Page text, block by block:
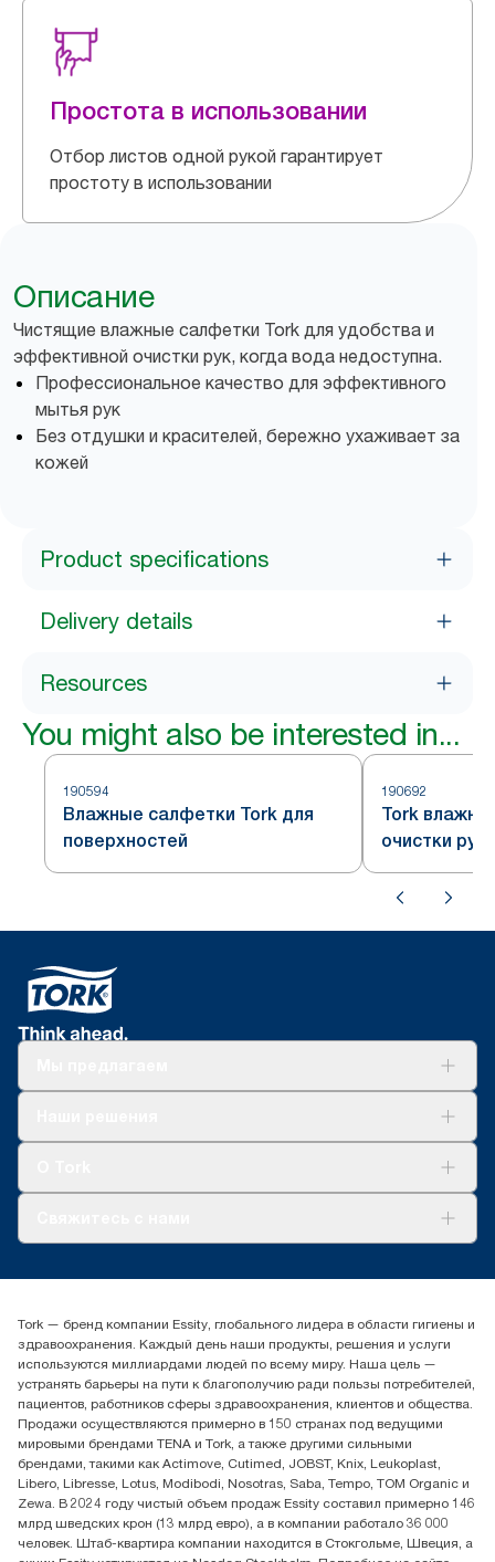
Простота в использовании
Отбор листов одной рукой гарантирует
простоту в использовании
Описание
Чистящие влажные салфетки Tork для удобства и
эффективной очистки рук, когда вода недоступна.
Профессиональное качество для эффективного
мытья рук
Без отдушки и красителей, бережно ухаживает за
кожей
Product specifications
Delivery details
Resources
You might also be interested in...
190594
Влажные салфетки Tork для
поверхностей
190692
Tork
очистки
W14
(+7) 777 779 0095
Контакты на рынках СНГ
ООО «Эссити», Представительство в Казахстане Пр.
Достык, 210, 2 блок, 3 этаж,
офис №32 050051, г.
Алматы, Казахстан
Tork — бренд компании Essity, глобального лидера в области гигиены и
здравоохранения. Каждый день наши продукты, решения и услуги
используются миллиардами людей по всему миру. Наша цель —
устранять барьеры на пути к благополучию ради пользы потребителей,
пациентов, работников сферы здравоохранения, клиентов и общества.
Продажи осуществляются примерно в 150 странах под ведущими
мировыми брендами TENA и Tork, а также другими сильными
брендами, такими как Actimove, Cutimed, JOBST, Knix, Leukoplast,
Libero, Libresse, Lotus, Modibodi, Nosotras, Saba, Tempo, TOM Organic и
Zewa. В 2024 году чистый объем продаж Essity составил примерно 146
млрд шведских крон (13 млрд евро), а в компании работало 36 000
человек. Штаб-квартира компании находится в Стокгольме, Швеция, а